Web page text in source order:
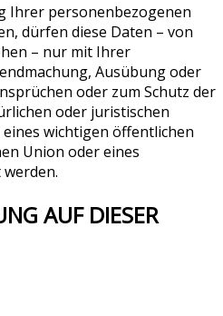
Ihrer personenbezogenen
dürfen diese Daten – von
– nur mit Ihrer
Ausübung oder
oder zum Schutz der
oder juristischen
wichtigen öffentlichen
Union oder eines
AUF DIESER